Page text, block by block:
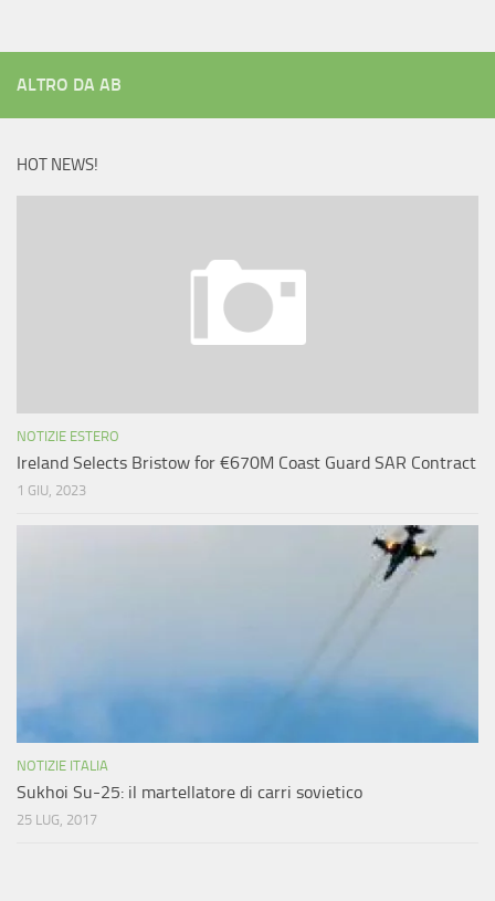
ALTRO DA AB
HOT NEWS!
NOTIZIE ESTERO
Ireland Selects Bristow for €670M Coast Guard SAR Contract
1 GIU, 2023
NOTIZIE ITALIA
Sukhoi Su-25: il martellatore di carri sovietico
25 LUG, 2017